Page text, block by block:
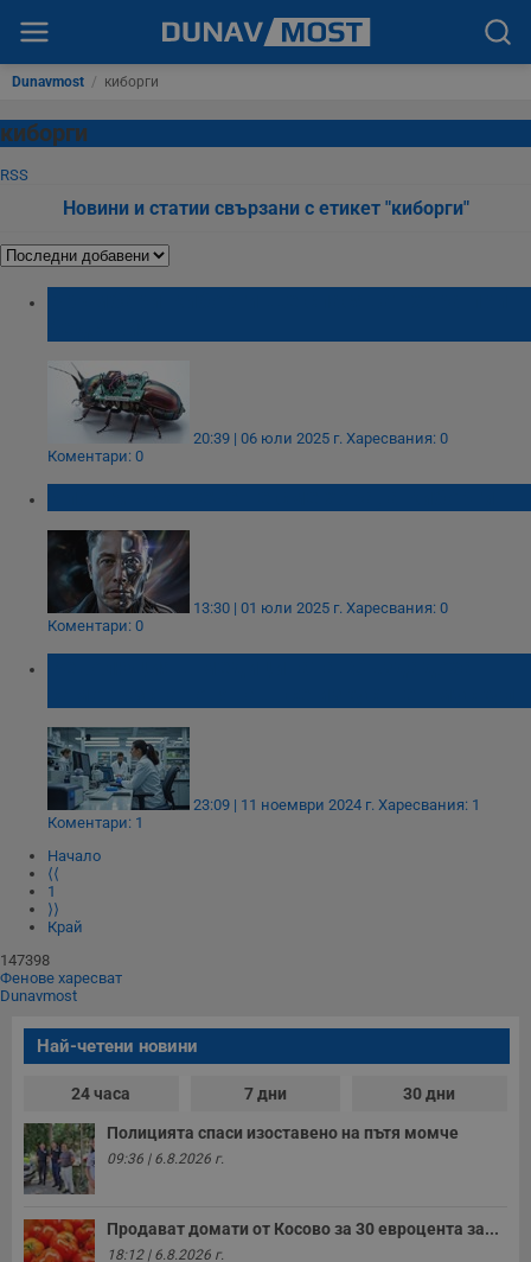
Dunavmost / киборги
киборги
RSS
Новини и статии свързани с етикет "киборги"
20:39 | 06 юли 2025 г. Харесвания: 0
Коментари: 0
13:30 | 01 юли 2025 г. Харесвания: 0
Коментари: 0
23:09 | 11 ноември 2024 г. Харесвания: 1
Коментари: 1
Начало
⟨⟨
1
⟩⟩
Край
147398
Фенове харесват
Dunavmost
Най-четени новини
24 часа 7 дни 30 дни
Полицията спаси изоставено на пътя момче
09:36 | 6.8.2026 г.
Продават домати от Косово за 30 евроцента за...
18:12 | 6.8.2026 г.